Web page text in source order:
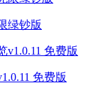
绿钞版
免费版